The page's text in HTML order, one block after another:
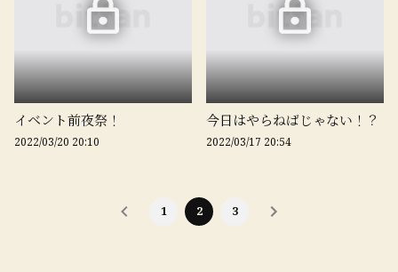
イベント前夜祭！
2022/03/20 20:10
今日はやらねばじゃない！？
2022/03/17 20:54
1 2 3